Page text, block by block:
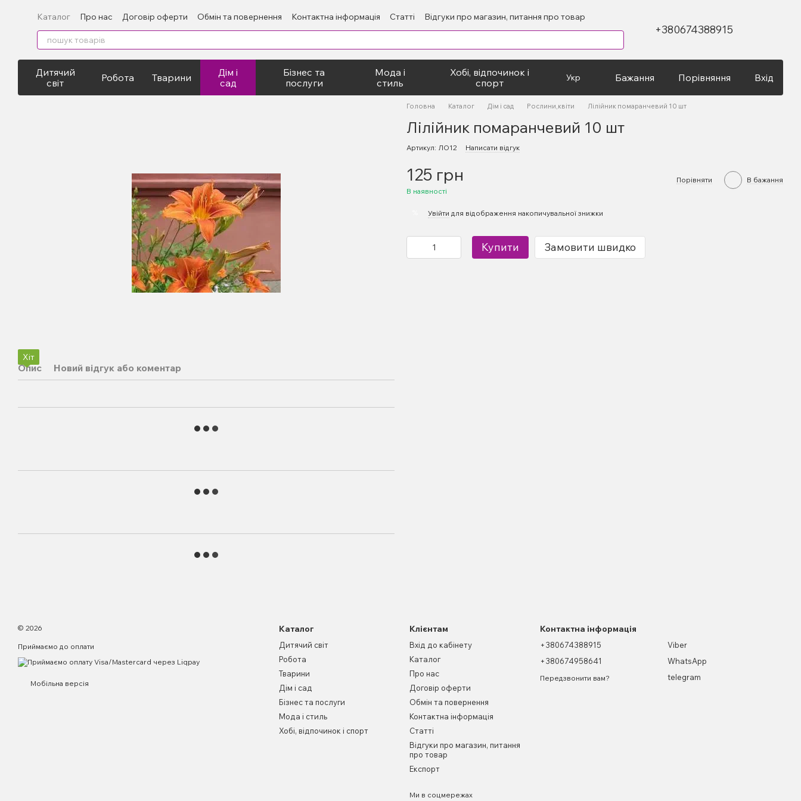
Каталог Про нас Договір оферти Обмін та повернення Контактна інформація Статті
Відгуки про магазин, питання про товар
Експорт
+380674388915
Дитячий
світ
Робота Тварини
Дім і
сад
Бізнес та
послуги
Мода і
стиль
Хобі, відпочинок і
спорт
Укр Бажання Порівняння Вхід
Хіт
Опис Новий відгук або коментар
Головна Каталог Дім і сад Рослини,квіти Лілійник помаранчевий 10 шт
Лілійник помаранчевий 10 шт
Артикул: ЛО12 Написати відгук
125 грн
В наявності
Порівняти В бажання
Увійти для відображення накопичувальної знижки
Купити Замовити швидко
© 2026
Приймаємо до оплати
Мобільна версія
Каталог
Дитячий світ
Робота
Тварини
Дім і сад
Бізнес та послуги
Мода і стиль
Хобі, відпочинок і спорт
Клієнтам
Вхід до кабінету
Каталог
Про нас
Договір оферти
Обмін та повернення
Контактна інформація
Статті
Відгуки про магазин, питання
про товар
Експорт
Ми в соцмережах
Контактна інформація
+380674388915
+380674958641
Передзвонити вам?
Viber
WhatsApp
telegram